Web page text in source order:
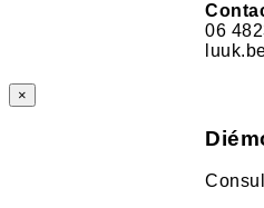
06
×